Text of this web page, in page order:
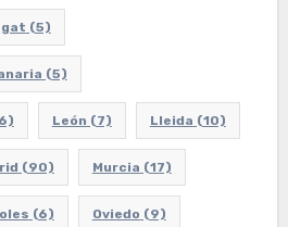
(5)
(5)
León (7) Lleida (10)
(90) Murcia (17)
(6) Oviedo (9)